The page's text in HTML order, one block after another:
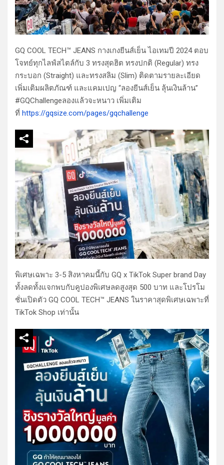
GQ COOL TECH™ JEANS กางเกงยีนส์เย็น ไอเทมปี 2024 ตอบ
โจทย์ทุกไลฟ์สไตล์กับ 3 ทรงสุดฮิต ทรงปกติ (Regular) ทรง
กระบอก (Straight) และทรงสลิม (Slim) ติดตามรายละเอียด
เพิ่มเติมผลิตภัณฑ์ และแคมเปญ “ลองยีนส์เย็น ลุ้นเงินล้าน”
#GQChallengeลองแล้วจะหนาว เพิ่มเติม
ที่ https://gqsize.com/pages/gqchallenge
พิเศษเฉพาะ 3-5 สิงหาคมนี้กับ GQ x TikTok Super brand Day
ทั้งลดทั้งแจกพบกับคูปองพิเศษลดสูงสุด 500 บาท และโปรโม
ชั่นเปิดตัว GQ COOL TECH™ JEANS ในราคาสุดพิเศษเฉพาะที่
TikTok Shop เท่านั้น